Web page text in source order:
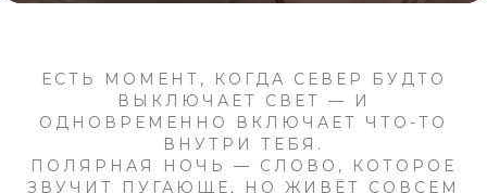
ЕСТЬ МОМЕНТ, КОГДА СЕВЕР БУДТО
ВЫКЛЮЧАЕТ СВЕТ — И
ОДНОВРЕМЕННО ВКЛЮЧАЕТ ЧТО-ТО
ВНУТРИ ТЕБЯ.
ПОЛЯРНАЯ НОЧЬ — СЛОВО, КОТОРОЕ
ЗВУЧИТ ПУГАЮЩЕ, НО ЖИВЁТ СОВСЕМ